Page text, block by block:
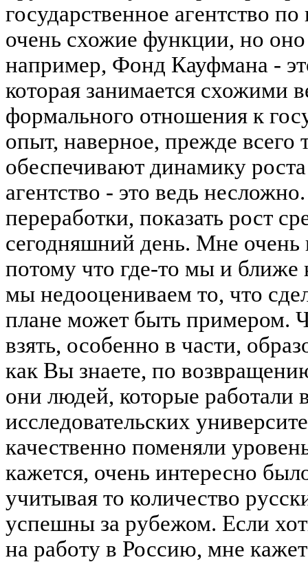
государственное агентство
очень схожие функции, но
например, Фонд Кауфмана -
которая занимается схожими
формального отношения к
опыт, наверное, прежде всего
обеспечивают динамику
агентство - это ведь
переработки, показать рост
сегодняшний день. Мне
потому что где-то мы и ближе
мы недооцениваем то, что
плане может быть примером.
взять, особенно в части,
как Вы знаете, по
они людей, которые работали
исследовательских
качественно поменяли
кажется, очень интересно
учитывая то количество
успешны за рубежом. Если
на работу в Россию, мне